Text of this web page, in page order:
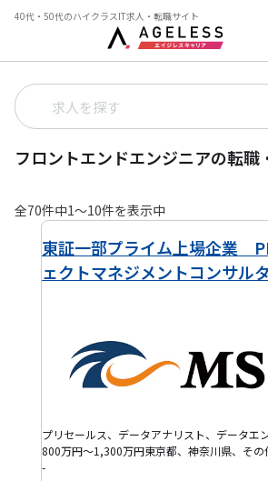
40代・50代のハイクラスIT求人・転職サイト
フロントエンドエンジニアの転職
全70件中1〜10件を表示中
東証一部プライム上場企業
ェクトマネジメントコンサル
800万円～1,300万円東京都、神奈川県、その
-